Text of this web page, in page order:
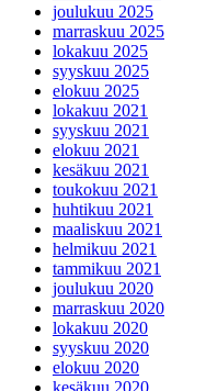
joulukuu 2025
marraskuu 2025
lokakuu 2025
syyskuu 2025
elokuu 2025
lokakuu 2021
syyskuu 2021
elokuu 2021
kesäkuu 2021
toukokuu 2021
huhtikuu 2021
maaliskuu 2021
helmikuu 2021
tammikuu 2021
joulukuu 2020
marraskuu 2020
lokakuu 2020
syyskuu 2020
elokuu 2020